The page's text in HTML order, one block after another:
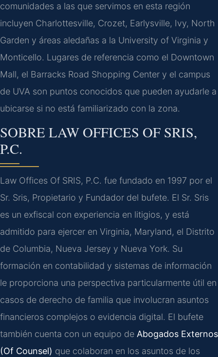
comunidades a las que servimos en esta región
incluyen Charlottesville, Crozet, Earlysville, Ivy, North
Garden y áreas aledañas a la University of Virginia y
Monticello. Lugares de referencia como el Downtown
Mall, el Barracks Road Shopping Center y el campus
de UVA son puntos conocidos que pueden ayudarle a
ubicarse si no está familiarizado con la zona.
SOBRE LAW OFFICES OF SRIS,
P.C.
Law Offices Of SRIS, P.C. fue fundado en 1997 por el
Sr. Sris, Propietario y Fundador del bufete. El Sr. Sris
es un exfiscal con experiencia en litigios, y está
admitido para ejercer en Virginia, Maryland, el Distrito
de Columbia, Nueva Jersey y Nueva York. Su
formación en contabilidad y sistemas de información
le proporciona una perspectiva particularmente útil en
casos de derecho de familia que involucran asuntos
financieros complejos o evidencia digital. El bufete
también cuenta con un equipo de Abogados Externos
(Of Counsel) que colaboran en los asuntos de los